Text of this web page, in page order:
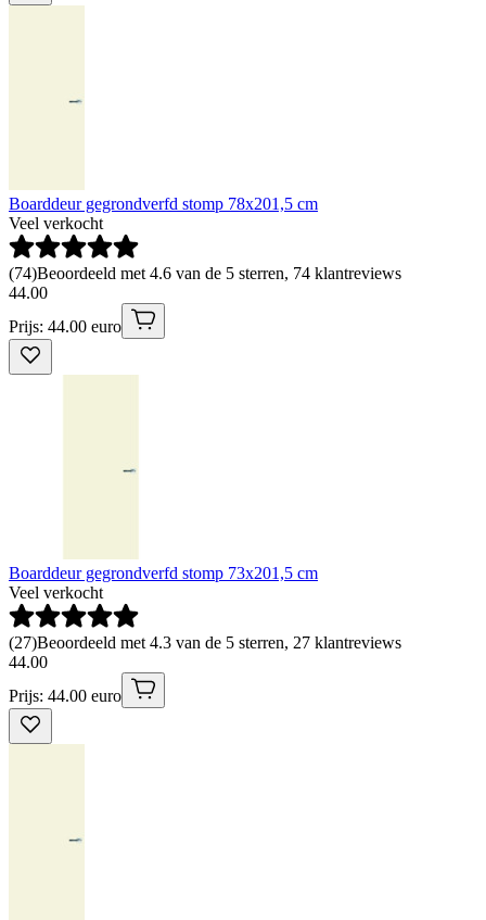
Boarddeur gegrondverfd stomp 78x201,5 cm
Veel verkocht
(74)Beoordeeld met 4.6 van de 5 sterren, 74 klantreviews
44.00
Prijs: 44.00 euro
Boarddeur gegrondverfd stomp 73x201,5 cm
Veel verkocht
(27)Beoordeeld met 4.3 van de 5 sterren, 27 klantreviews
44.00
Prijs: 44.00 euro